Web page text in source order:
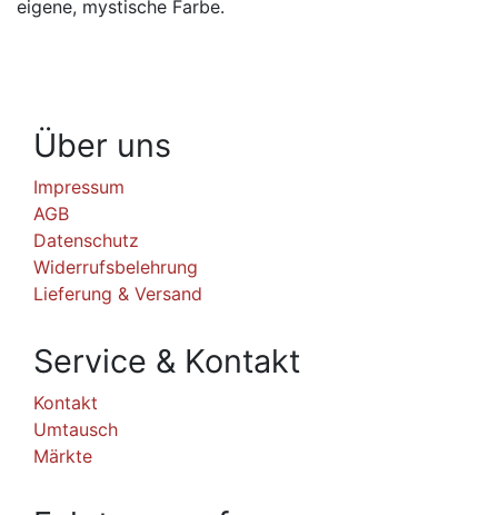
eigene, mystische Farbe.
Über uns
Impressum
AGB
Datenschutz
Widerrufsbelehrung
Lieferung & Versand
Service & Kontakt
Kontakt
Umtausch
Märkte